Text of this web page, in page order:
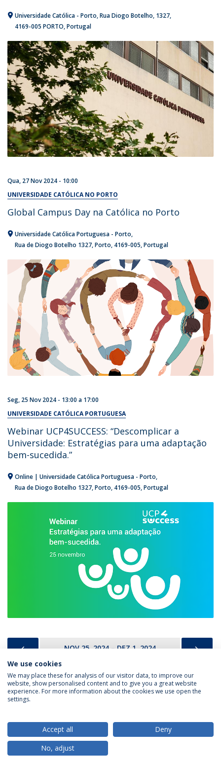
Universidade Católica - Porto Rua Diogo Botelho, 1327
4169-005 PORTO Portugal
Qua, 27 Nov 2024 - 10:00
UNIVERSIDADE CATÓLICA NO PORTO
Global Campus Day na Católica no Porto
Universidade Católica Portuguesa - Porto
Rua de Diogo Botelho 1327 Porto 4169-005 Portugal
Seg, 25 Nov 2024 - 13:00 a 17:00
UNIVERSIDADE CATÓLICA PORTUGUESA
Webinar UCP4SUCCESS: “Descomplicar a
Universidade: Estratégias para uma adaptação
bem-sucedida.”
Online | Universidade Católica Portuguesa - Porto
Rua de Diogo Botelho 1327 Porto 4169-005 Portugal
PREVIOUSNOV 25, 2024 – DEZ 1, 2024
Política de Privacidade
Termos & Condições
© 2026 Universidade Católica Portuguesa
We use cookies
We may place these for analysis of our visitor data, to improve our
website, show personalised content and to give you a great website
experience. For more information about the cookies we use open the
settings.
Accept all
Deny
No, adjust